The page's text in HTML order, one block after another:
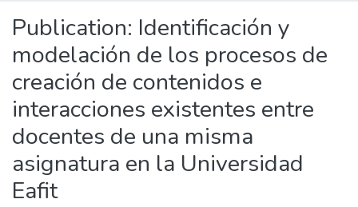
Publication: Identificación y
modelación de los procesos de
creación de contenidos e
interacciones existentes entre
docentes de una misma
asignatura en la Universidad
Eafit